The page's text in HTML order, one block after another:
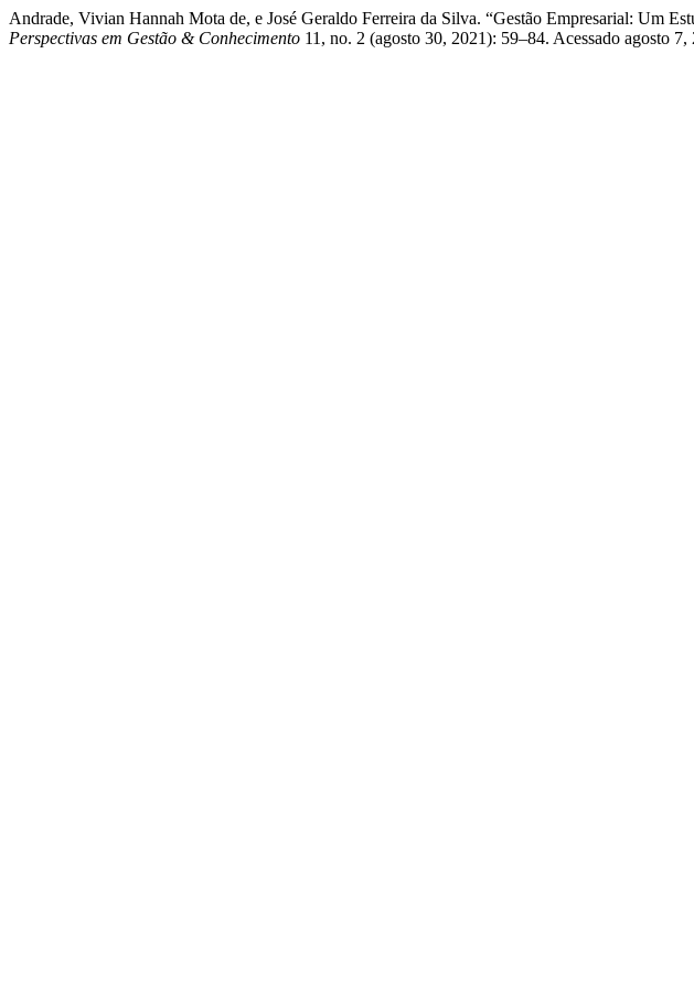
Andrade, Vivian Hannah Mota de, e José Geraldo Ferreira da Silva. “Gestão Empresarial: Um
Perspectivas em Gestão & Conhecimento 11, no. 2 (agosto 30, 2021): 59–84. Acessado agosto